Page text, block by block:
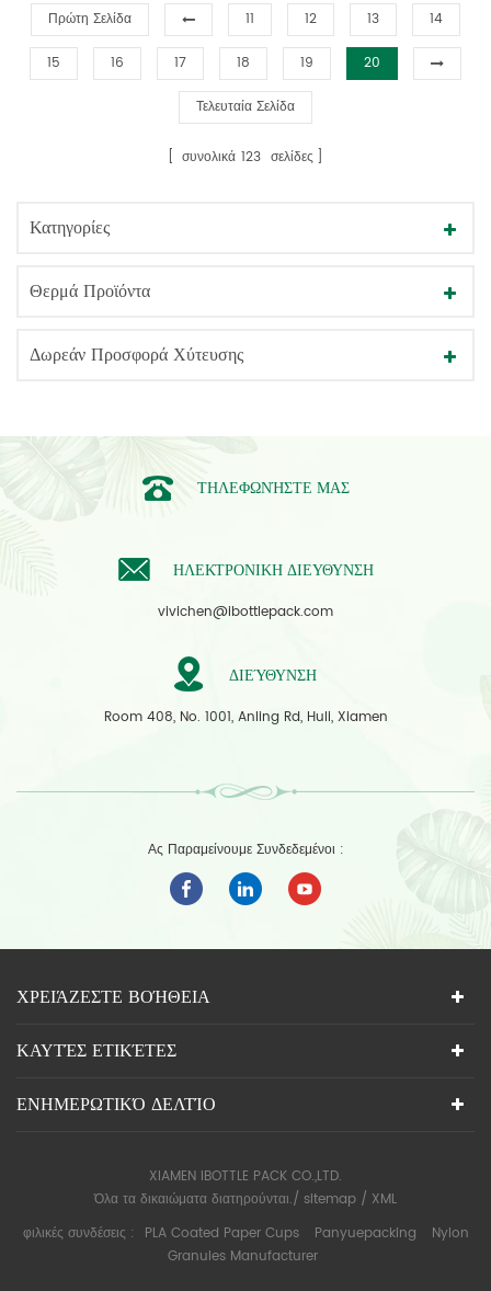
Πρώτη Σελίδα 11 12 13 14
15 16 17 18 19 20
Τελευταία Σελίδα
συνολικά 123 σελίδες
Κατηγορίες
Θερμά Προϊόντα
Δωρεάν Προσφορά Χύτευσης
ΤΗΛΕΦΩΝΉΣΤΕ ΜΑΣ
ΗΛΕΚΤΡΟΝΙΚΗ ΔΙΕΥΘΥΝΣΗ
vivichen@ibottlepack.com
ΔΙΕΎΘΥΝΣΗ
Room 408, No. 1001, Anling Rd, Huli, Xiamen
Ας Παραμείνουμε Συνδεδεμένοι :
ΧΡΕΙΆΖΕΣΤΕ ΒΟΉΘΕΙΑ
ΚΑΥΤΈΣ ΕΤΙΚΈΤΕΣ
ΕΝΗΜΕΡΩΤΙΚΌ ΔΕΛΤΊΟ
XIAMEN IBOTTLE PACK CO.,LTD.
Όλα τα δικαιώματα διατηρούνται./ sitemap / XML
φιλικές συνδέσεις :
PLA Coated Paper Cups Panyuepacking
Nylon
Granules Manufacturer